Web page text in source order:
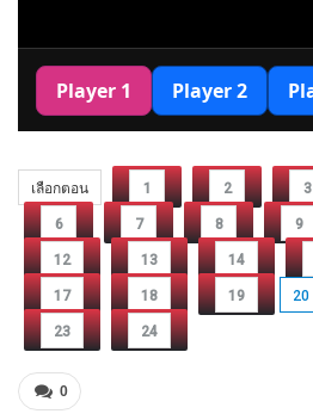
เลือกตอน 1 2 3
6 7 8 9
12 13 14
17 18 19 20
23 24
0